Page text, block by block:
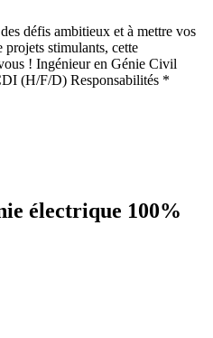
défis ambitieux et à mettre vos
projets stimulants, cette
! Ingénieur en Génie Civil
(H/F/D) Responsabilités *
électrique 100%